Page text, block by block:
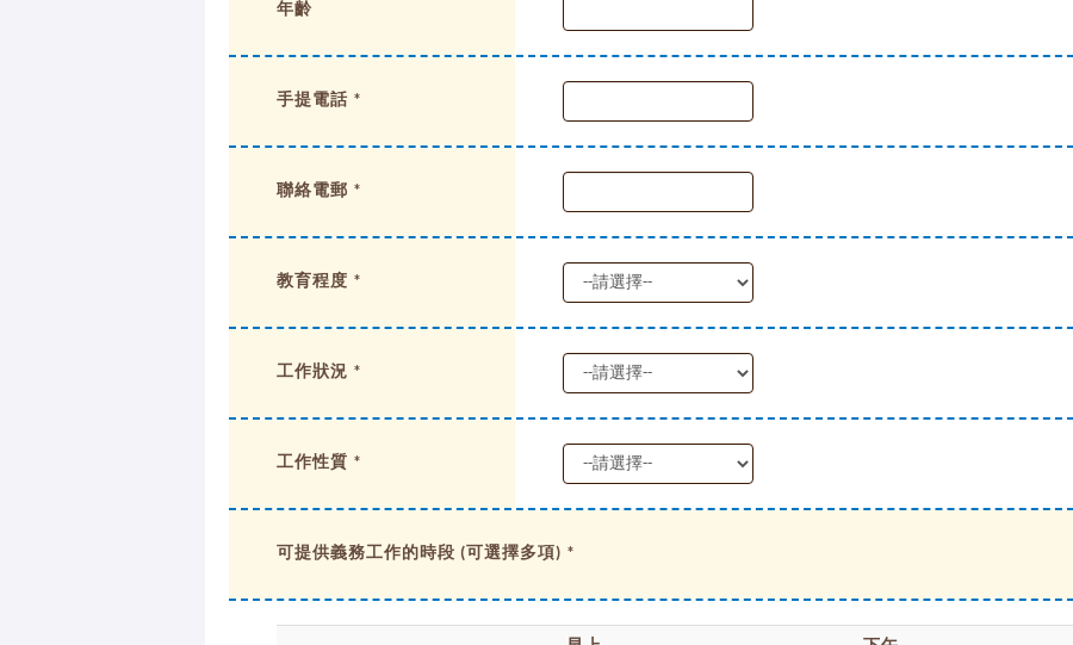
年齡
手提電話 *
聯絡電郵 *
教育程度 *
工作狀況 *
工作性質 *
可提供義務工作的時段 (可選擇多項) *